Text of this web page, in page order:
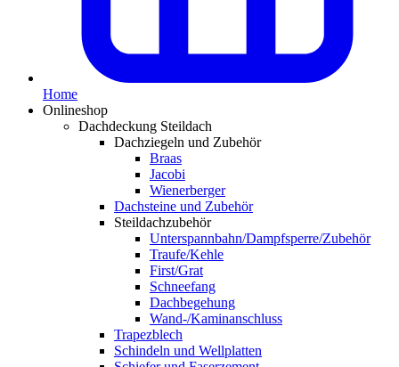
Home
Onlineshop
Dachdeckung Steildach
Dachziegeln und Zubehör
Braas
Jacobi
Wienerberger
Dachsteine und Zubehör
Steildachzubehör
Unterspannbahn/Dampfsperre/Zubehör
Traufe/Kehle
First/Grat
Schneefang
Dachbegehung
Wand-/Kaminanschluss
Trapezblech
Schindeln und Wellplatten